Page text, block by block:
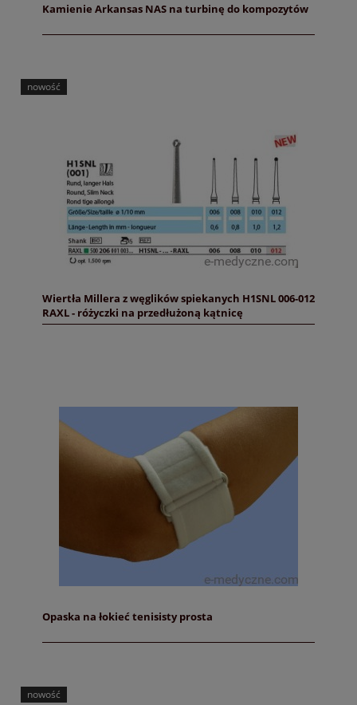
Kamienie Arkansas NAS na turbinę do kompozytów
Wiertła Millera z węglików spiekanych H1SNL 006-012
RAXL - różyczki na przedłużoną kątnicę
nowość
Opaska na łokieć tenisisty prosta
nowość